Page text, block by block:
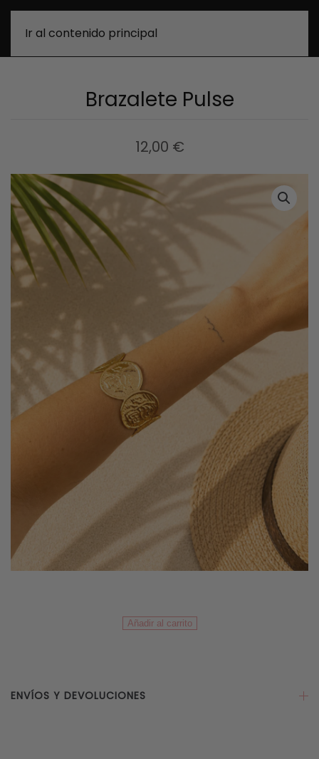
Ir al contenido principal
Brazalete Pulse
12,00 €
Brazalete
Añadir al carrito
ENVÍOS Y DEVOLUCIONES